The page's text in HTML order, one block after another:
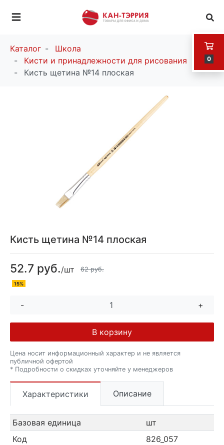
0
Каталог
Школа
Кисти и принадлежности для рисования
Кисть щетина №14 плоская
Кисть щетина №14 плоская
52.7 руб./шт 62 руб.
15%
- +
В корзину
Цена носит информационный характер и не является
публичной офертой
* Подробности о скидках уточняйте у менеджеров
Характеристики Описание
Базовая единица
шт
Код
826_057